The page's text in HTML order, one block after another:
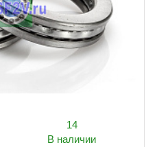
14
В наличии